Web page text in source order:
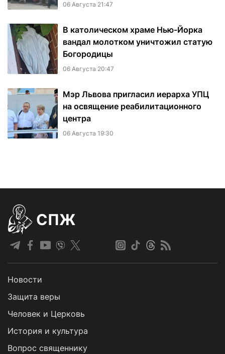
06 Августа 21:47
В католическом храме Нью-Йорка
вандал молотком уничтожил статую
Богородицы
06 Августа 20:47
Мэр Львова пригласил иерарха УПЦ
на освящение реабилитационного
центра
06 Августа 19:30
СПЖ
Новости
Защита веры
Человек и Церковь
История и культура
Вопрос священнику